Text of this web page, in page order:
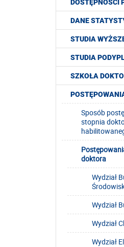
DOSTĘPNOŚCI
DANE
STUDIA
STUDIA
SZKOŁA
Sposób
stopnia
doktora
Wydział
Wydział
Wydział
Wydział